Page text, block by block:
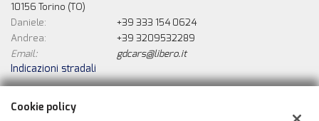
10156 Torino (TO)
Daniele:
+39 333 154 0624
Andrea:
+39 3209532289
Email:
gdcars@libero.it
Indicazioni stradali
Cookie policy